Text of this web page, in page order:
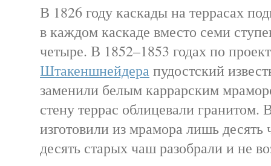
В 1826 году каскады на террасах
в каждом каскаде вместо семи
четыре. В 1852–1853 годах по
Штакеншнейдерапудостский
заменили белым каррарским
стену террас облицевали гранитом.
изготовили из мрамора лишь
десять старых чаш разобрали и не